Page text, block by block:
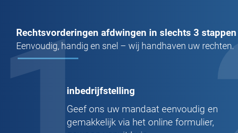
Rechtsvorderingen afdwingen in slechts 3 stappen
Eenvoudig, handig en snel – wij handhaven uw rechten.
inbedrijfstelling
Geef ons uw mandaat eenvoudig en
gemakkelijk via het online formulier,